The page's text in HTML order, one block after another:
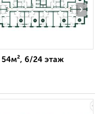
›
6/24 этаж